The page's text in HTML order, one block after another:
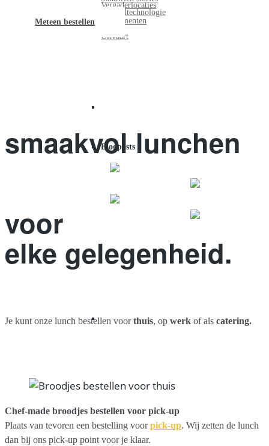
Vergaderlocaties
Evenementen
Uitvaart
Voedseltechnologie
Blogposts
Meteen bestellen
smaakvol lunchen
voor
elke gelegenheid.
Je kunt onze lunch bestellen voorthuis, op werk of als catering.
Chef-made broodjes bestellen voor pick-up
Plaats van tevoren een bestelling voorpick-up. Wij zetten de lunch
dan bij ons pick-up point voor je klaar.